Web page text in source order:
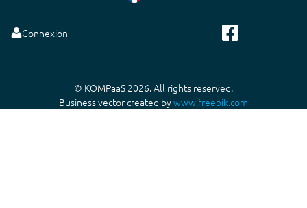
Connexion
© KOMPaaS 2026. All rights reserved.
Business vector created bywww.freepik.com